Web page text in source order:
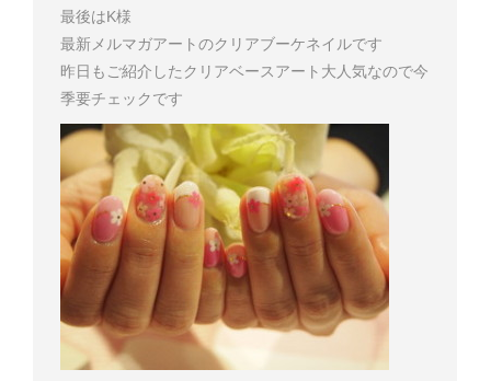
最後はK様
最新メルマガアートのクリアブーケネイルです
昨日もご紹介したクリアベースアート 大人気なので今
季要チェックです